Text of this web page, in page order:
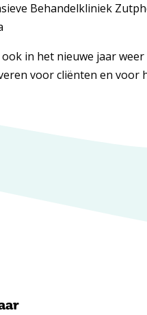
Behandelkliniek
in het nieuwe jaar
voor cliënten en voor